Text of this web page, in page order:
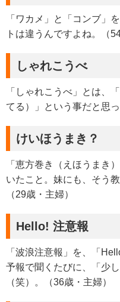
「ワカメ」と「コンブ」
トは違うんですよね。（
しゃれこうべ
「しゃれこうべ」とは、
てる）」という事だと思
けいほうまき？
「恵方巻き（えほうまき
いたこと。妹にも、そう
（29歳・主婦）
Hello! 注意報
「波浪注意報」を、「
予報で聞くたびに、「少
（笑）。（36歳・主婦）